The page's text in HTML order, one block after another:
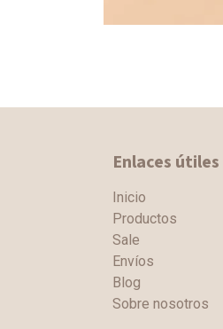
Enlaces útiles
Inicio
Productos
Sale
Envíos
Blog
Sobre nosotros